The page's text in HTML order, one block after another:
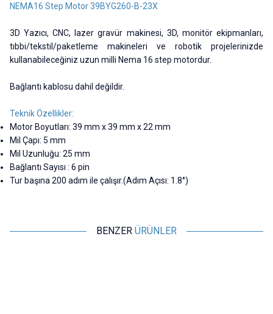
NEMA16 Step Motor 39BYG260-B-23X
3D Yazıcı, CNC, lazer gravür makinesi, 3D, monitör ekipmanları,
tıbbi/tekstil/paketleme makineleri ve robotik projelerinizde
kullanabileceğiniz uzun milli Nema 16 step motordur.
Bağlantı kablosu dahil değildir.
Teknik Özellikler:
Motor Boyutları: 39 mm x 39 mm x 22 mm
Mil Çapı: 5 mm
Mil Uzunluğu: 25 mm
Bağlantı Sayısı : 6 pin
Tur başına 200 adım ile çalışır.(Adım Açısı: 1.8°)
BENZER ÜRÜNLER